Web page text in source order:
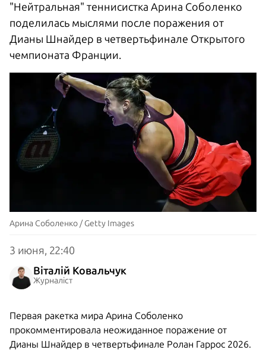
"Нейтральная" теннисистка Арина Соболенко
поделилась мыслями после поражения от
Дианы Шнайдер в четвертьфинале Открытого
чемпионата Франции.
Арина Соболенко / Getty Images
3 июня, 22:40
Віталій Ковальчук
Журналіст
Первая ракетка мира Арина Соболенко
прокомментировала неожиданное поражение от
Дианы Шнайдер в четвертьфинале Ролан Гаррос 2026.